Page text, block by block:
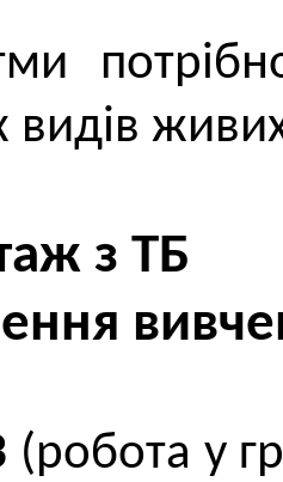
живих
з ТБ
(робота у